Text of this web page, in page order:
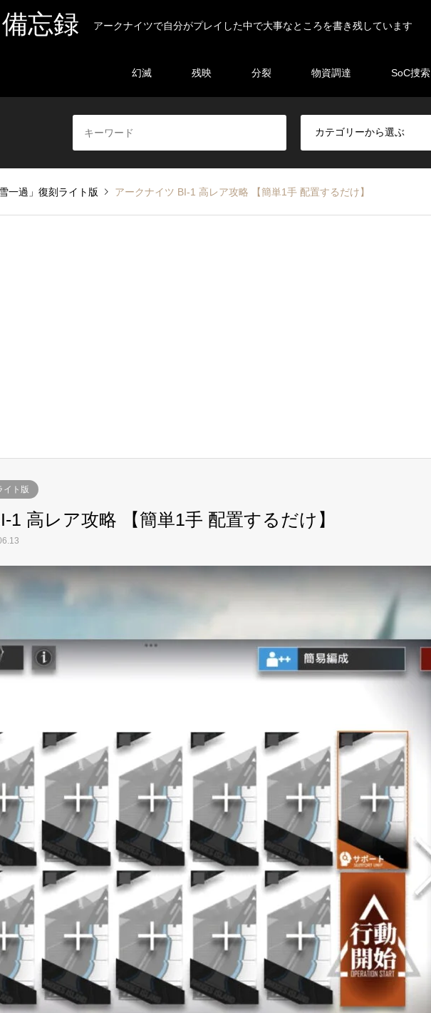
忘録 アークナイツで自分がプレイした中で大事なところを書き残しています
幻滅 残映 分裂 物資調達 SoC捜索
一過」復刻ライト版 アークナイツ BI-1 高レア攻略 【簡単1手 配置するだけ】
イト版
1 高レア攻略 【簡単1手 配置するだけ】